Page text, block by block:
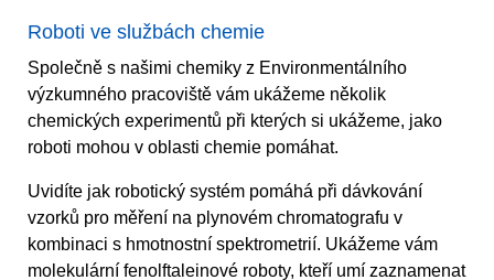
Roboti ve službách chemie
Společně s našimi chemiky z Environmentálního
výzkumného pracoviště vám ukážeme několik
chemických experimentů při kterých si ukážeme, jako
roboti mohou v oblasti chemie pomáhat.
Uvidíte jak robotický systém pomáhá při dávkování
vzorků pro měření na plynovém chromatografu v
kombinaci s hmotnostní spektrometrií. Ukážeme vám
molekulární fenolftaleinové roboty, kteří umí zaznamenat